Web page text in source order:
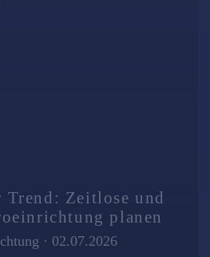
Zeitlose und
planen
· 02.07.2026